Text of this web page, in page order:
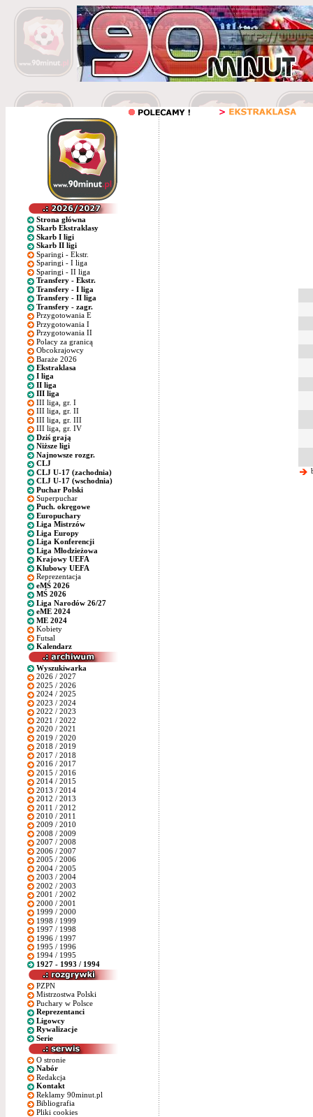
Strona główna
Skarb Ekstraklasy
Skarb I ligi
Skarb II ligi
Sparingi - Ekstr.
Sparingi - I liga
Sparingi - II liga
Transfery - Ekstr.
Transfery - I liga
Transfery - II liga
Transfery - zagr.
Przygotowania E
Przygotowania I
Przygotowania II
Polacy za granicą
Obcokrajowcy
Baraże 2026
Ekstraklasa
I liga
II liga
III liga
III liga, gr. I
III liga, gr. II
III liga, gr. III
III liga, gr. IV
Dziś grają
Niższe ligi
Najnowsze rozgr.
CLJ
CLJ U-17 (zachodnia)
CLJ U-17 (wschodnia)
Puchar Polski
Superpuchar
Puch. okręgowe
Europuchary
Liga Mistrzów
Liga Europy
Liga Konferencji
Liga Młodzieżowa
Krajowy UEFA
Klubowy UEFA
Reprezentacja
eMŚ 2026
MŚ 2026
Liga Narodów 26/27
eME 2024
ME 2024
Kobiety
Futsal
Kalendarz
Wyszukiwarka
2026 / 2027
2025 / 2026
2024 / 2025
2023 / 2024
2022 / 2023
2021 / 2022
2020 / 2021
2019 / 2020
2018 / 2019
2017 / 2018
2016 / 2017
2015 / 2016
2014 / 2015
2013 / 2014
2012 / 2013
2011 / 2012
2010 / 2011
2009 / 2010
2008 / 2009
2007 / 2008
2006 / 2007
2005 / 2006
2004 / 2005
2003 / 2004
2002 / 2003
2001 / 2002
2000 / 2001
1999 / 2000
1998 / 1999
1997 / 1998
1996 / 1997
1995 / 1996
1994 / 1995
1927 - 1993 / 1994
PZPN
Mistrzostwa Polski
Puchary w Polsce
Reprezentanci
Ligowcy
Rywalizacje
Serie
O stronie
Nabór
Redakcja
Kontakt
Reklamy 90minut.pl
Bibliografia
Pliki cookies